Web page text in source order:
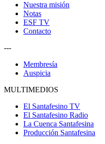
Nuestra misión
Notas
ESF TV
Contacto
---
Membresía
Auspicia
MULTIMEDIOS
El Santafesino TV
El Santafesino Radio
La Cuenca Santafesina
Producción Santafesina